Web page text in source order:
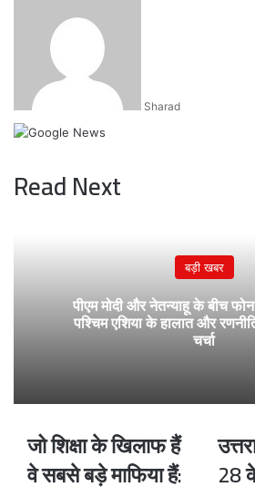
Sharad
Read Next
बड़ी खबर
पीएम मोदी और नेतन्याहू के बीच
पश्चिम एशिया के हालात और
चर्चा
जो
के
जो शिक्षा के खिलाफ हैं
वे सबसे बड़े माफिया हैं:
में28